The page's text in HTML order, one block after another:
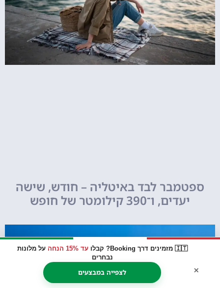
🇮🇹 מזמינים דרך Booking? קבלו עד 15% הנחה
על מלונות
נבחרים
לצפייה במבצעים ×
ספטמבר לבד באיטליה – חודש, שישה
יעדים, ו־390 קילומטר של חופש